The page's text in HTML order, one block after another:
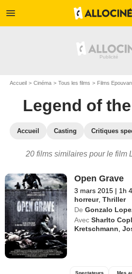
menu
Accueil Cinéma Tous les films Films
Legend of
Accueil Casting Critiques
20 films similaires pour le film
Open Grave
3 mars 2015 | 1h
horreur,Thriller
De Gonzalo
Avec Sharlto
Kretschmann ,
Spectateurs Mes